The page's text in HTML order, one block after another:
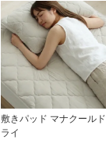
敷きパッド マナクールド
ライ